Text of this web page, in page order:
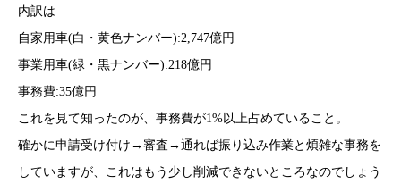
内訳は
自家用車(白・黄色ナンバー):2,747億円
事業用車(緑・黒ナンバー):218億円
事務費:35億円
これを見て知ったのが、事務費が1%以上占めていること。
確かに申請受け付け→審査→通れば振り込み作業と煩雑な事務を
していますが、これはもう少し削減できないところなのでしょう